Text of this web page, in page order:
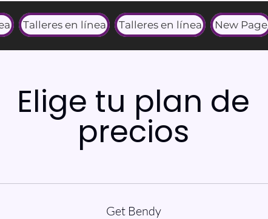
Talleres en línea Talleres en línea New Page
Elige tu plan de
precios
Get Bendy